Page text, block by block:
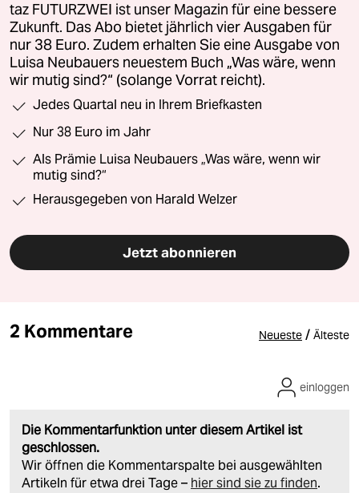
taz FUTURZWEI ist unser Magazin für eine bessere
Zukunft. Das Abo bietet jährlich vier Ausgaben für
nur 38 Euro. Zudem erhalten Sie eine Ausgabe von
Luisa Neubauers neuestem Buch „Was wäre, wenn
wir mutig sind?“ (solange Vorrat reicht).
Jedes Quartal neu in Ihrem Briefkasten
Nur 38 Euro im Jahr
Als Prämie Luisa Neubauers „Was wäre, wenn wir
mutig sind?“
Herausgegeben von Harald Welzer
Jetzt abonnieren
2 Kommentare Neueste / Älteste
Die Kommentarfunktion unter diesem Artikel ist
geschlossen.
Wir öffnen die Kommentarspalte bei ausgewählten
Artikeln für etwa drei Tage – hier sind sie zu finden.
einloggen